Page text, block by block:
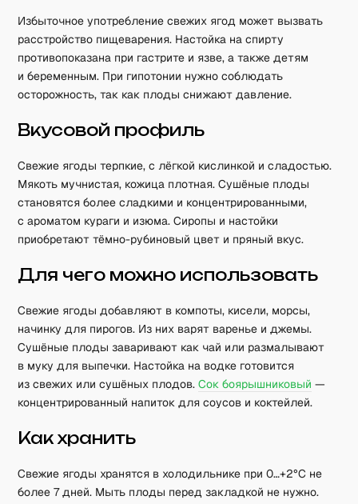
Избыточное употребление свежих ягод может вызвать
расстройство пищеварения. Настойка на спирту
противопоказана при гастрите и язве, а также детям
и беременным. При гипотонии нужно соблюдать
осторожность, так как плоды снижают давление.
Вкусовой профиль
Свежие ягоды терпкие, с лёгкой кислинкой и сладостью.
Мякоть мучнистая, кожица плотная. Сушёные плоды
становятся более сладкими и концентрированными,
с ароматом кураги и изюма. Сиропы и настойки
приобретают тёмно-рубиновый цвет и пряный вкус.
Для чего можно использовать
Свежие ягоды добавляют в компоты, кисели, морсы,
начинку для пирогов. Из них варят варенье и джемы.
Сушёные плоды заваривают как чай или размалывают
в муку для выпечки. Настойка на водке готовится
из свежих или сушёных плодов.Сок боярышниковый —
концентрированный напиток для соусов и коктейлей.
Как хранить
Свежие ягоды хранятся в холодильнике при 0…+2°C не
более 7 дней. Мыть плоды перед закладкой не нужно.